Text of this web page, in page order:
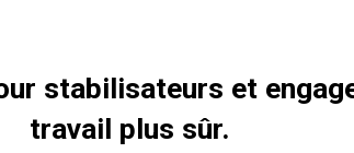
stabilisateurs et
travail plus sûr.